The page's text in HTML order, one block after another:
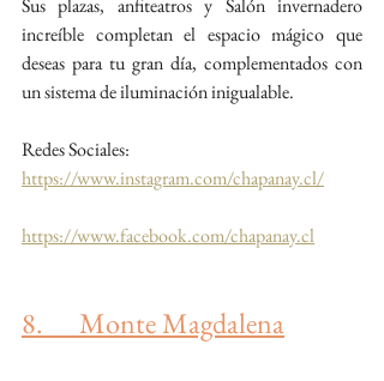
Sus plazas, anfiteatros y Salón invernadero
increíble completan el espacio mágico que
deseas para tu gran día, complementados con
un sistema de iluminación inigualable.
Redes Sociales:
https://www.instagram.com/chapanay.cl/
https://www.facebook.com/chapanay.cl
8.      Monte Magdalena